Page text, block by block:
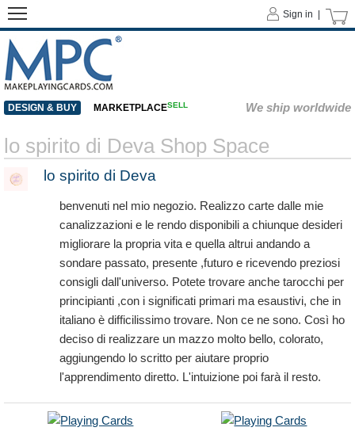
Sign in |
DESIGN & BUY MARKETPLACESELL We ship worldwide
lo spirito di Deva Shop Space
lo spirito di Deva
benvenuti nel mio negozio. Realizzo carte dalle mie
canalizzazioni e le rendo disponibili a chiunque desideri
migliorare la propria vita e quella altrui andando a
sondare passato, presente ,futuro e ricevendo preziosi
consigli dall'universo. Potete trovare anche tarocchi per
principianti ,con i significati primari ma esaustivi, che in
italiano è difficilissimo trovare. Non ce ne sono. Così ho
deciso di realizzare un mazzo molto bello, colorato,
aggiungendo lo scritto per aiutare proprio
l'apprendimento diretto. L'intuizione poi farà il resto.